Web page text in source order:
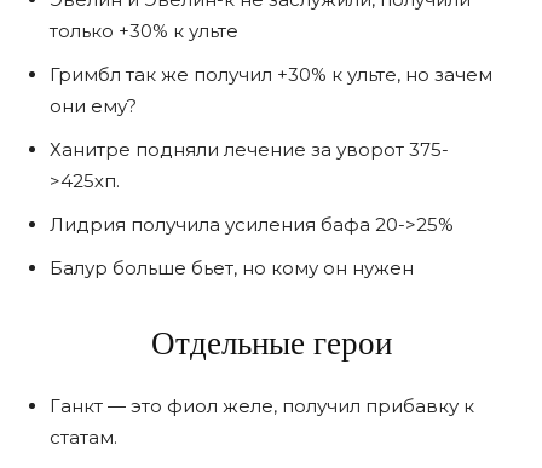
только +30% к ульте
Гримбл так же получил +30% к ульте, но зачем
они ему?
Ханитре подняли лечение за уворот 375-
>425хп.
Лидрия получила усиления бафа 20->25%
Балур больше бьет, но кому он нужен
Отдельные герои
Ганкт — это фиол желе, получил прибавку к
статам.